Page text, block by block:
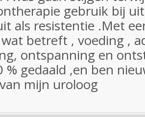
gebruik bij
als resistentie .Met
betreft , voeding ,
ontspanning en
% gedaald ,en ben
mijn uroloog